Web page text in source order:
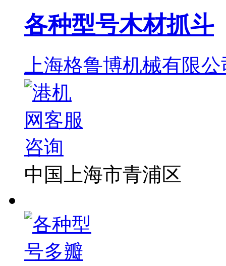
各种型号木材抓斗
上海格鲁博机械有限
中国上海市青浦区